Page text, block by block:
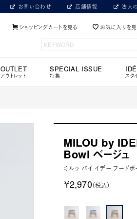
お問い合わせ 店舗情報 法人
ショッピングカートを見る お気に入りを
OUTLET
アウトレット
SPECIAL ISSUE
特集 スタ
MILOU by
Bowl ベージュ
ミルゥ バイ イデー フード
￥2,970（税込）